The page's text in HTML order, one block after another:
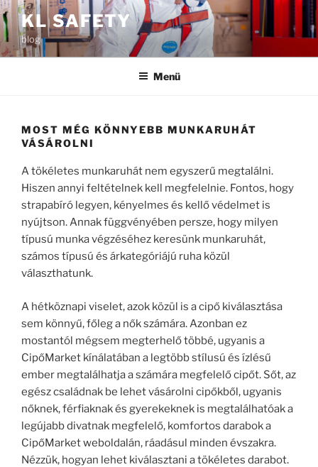
Tartalomhoz
KL SAFETY
blog
Menü
MOST MÉG KÖNNYEBB MUNKARUHÁT
VÁSÁROLNI
A tökéletes munkaruhát nem egyszerű megtalálni.
Hiszen annyi feltételnek kell megfelelnie. Fontos, hogy
strapabíró legyen, kényelmes és kellő védelmet is
nyújtson. Annak függvényében persze, hogy milyen
típusú munka végzéséhez keresünk munkaruhát,
számos típusú és árkategóriájú ruha közül
választhatunk.
A hétköznapi viselet, azok közül is a cipő kiválasztása
sem könnyű, főleg a nők számára. Azonban ez
mostantól mégsem megterhelő többé, ugyanis a
CipőMarket kínálatában a legtöbb stílusú és ízlésű
ember megtalálhatja a számára megfelelő cipőt. Sőt, az
egész családnak be lehet vásárolni cipőkből, ugyanis
nőknek, férfiaknak és gyerekeknek is megtalálhatóak a
legújabb divatnak megfelelő, komfortos darabok a
CipőMarket weboldalán, ráadásul minden évszakra.
Nézzük, hogyan lehet kiválasztani a tökéletes darabot.